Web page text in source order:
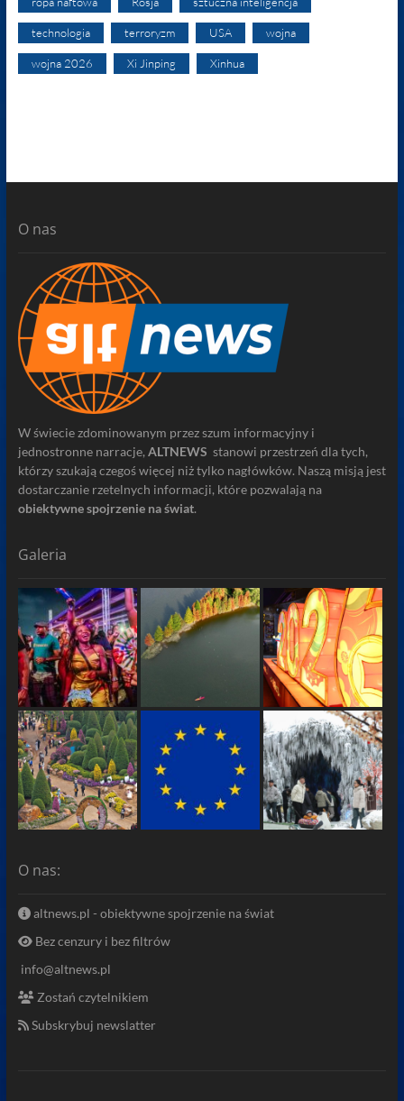
technologia terroryzm USA wojna
wojna 2026 Xi Jinping Xinhua
O nas
W świecie zdominowanym przez szum informacyjny i
jednostronne narracje, ALTNEWS stanowi przestrzeń dla tych,
którzy szukają czegoś więcej niż tylko nagłówków. Naszą misją jest
dostarczanie rzetelnych informacji, które pozwalają na
obiektywne spojrzenie na świat.
Galeria
O nas:
altnews.pl - obiektywne spojrzenie na świat
Bez cenzury i bez filtrów
info@altnews.pl
Zostań czytelnikiem
Subskrybuj newslatter